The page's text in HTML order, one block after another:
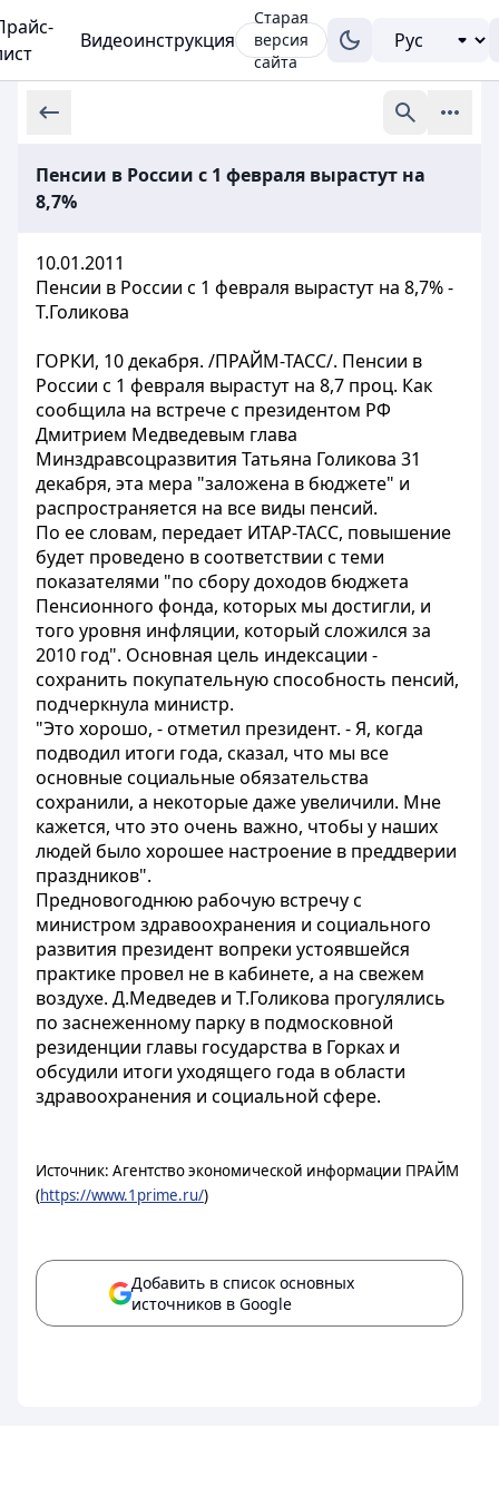
Видеоинструкция
Старая
версия
сайта
Пенсии в России с 1 февраля вырастут на
8,7%
10.01.2011
Пенсии в России с 1 февраля вырастут на 8,7% -
Т.Голикова
ГОРКИ, 10 декабря. /ПРАЙМ-ТАСС/. Пенсии в
России с 1 февраля вырастут на 8,7 проц. Как
сообщила на встрече с президентом РФ
Дмитрием Медведевым глава
Минздравсоцразвития Татьяна Голикова 31
декабря, эта мера "заложена в бюджете" и
распространяется на все виды пенсий.
По ее словам, передает ИТАР-ТАСС, повышение
будет проведено в соответствии с теми
показателями "по сбору доходов бюджета
Пенсионного фонда, которых мы достигли, и
того уровня инфляции, который сложился за
2010 год". Основная цель индексации -
сохранить покупательную способность пенсий,
подчеркнула министр.
"Это хорошо, - отметил президент. - Я, когда
подводил итоги года, сказал, что мы все
основные социальные обязательства
сохранили, а некоторые даже увеличили. Мне
кажется, что это очень важно, чтобы у наших
людей было хорошее настроение в преддверии
праздников".
Предновогоднюю рабочую встречу с
министром здравоохранения и социального
развития президент вопреки устоявшейся
практике провел не в кабинете, а на свежем
воздухе. Д.Медведев и Т.Голикова прогулялись
по заснеженному парку в подмосковной
резиденции главы государства в Горках и
обсудили итоги уходящего года в области
здравоохранения и социальной сфере.
Источник: Агентство экономической информации ПРАЙМ
(https://www.1prime.ru/)
Добавить в список основных
источников в Google